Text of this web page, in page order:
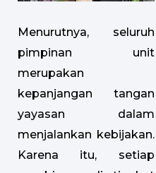
Menurutnya, seluruh
pimpinan unit
merupakan
kepanjangan tangan
yayasan dalam
menjalankan kebijakan.
Karena itu, setiap